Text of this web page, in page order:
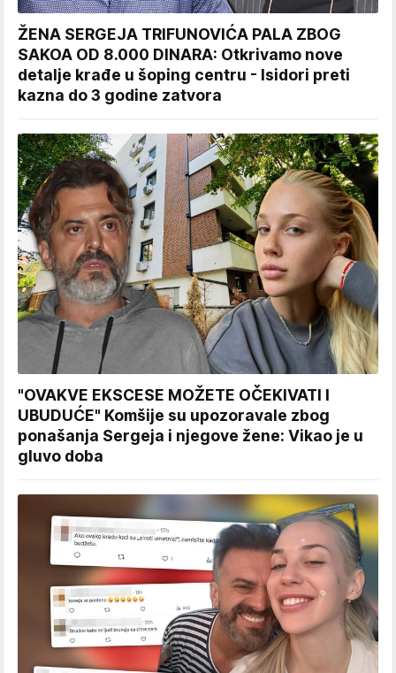
ŽENA SERGEJA TRIFUNOVIĆA PALA ZBOG
SAKOA OD 8.000 DINARA: Otkrivamo nove
detalje krađe u šoping centru - Isidori preti
kazna do 3 godine zatvora
"OVAKVE EKSCESE MOŽETE OČEKIVATI I
UBUDUĆE" Komšije su upozoravale zbog
ponašanja Sergeja i njegove žene: Vikao je u
gluvo doba